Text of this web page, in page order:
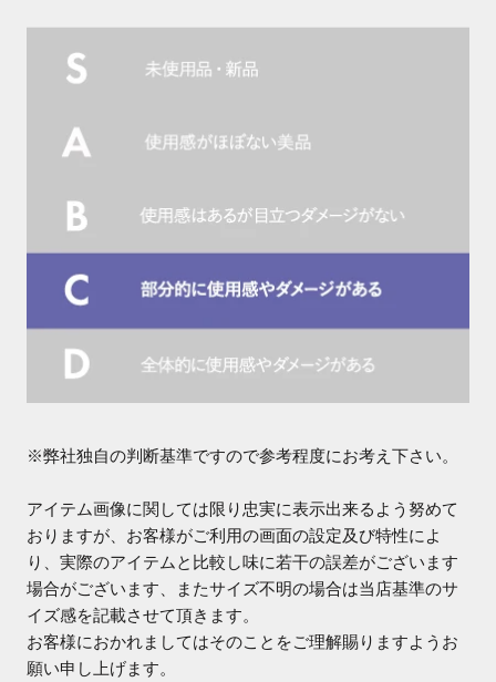
※弊社独自の判断基準ですので参考程度にお考え下さい。
アイテム画像に関しては限り忠実に表示出来るよう努めて
おりますが、お客様がご利用の画面の設定及び特性によ
り、実際のアイテムと比較し味に若干の誤差がございます
場合がございます、またサイズ不明の場合は当店基準のサ
イズ感を記載させて頂きます。
お客様におかれましてはそのことをご理解賜りますようお
願い申し上げます。